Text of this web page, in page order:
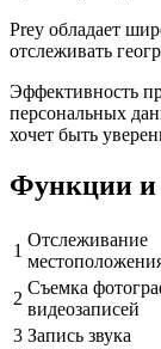
Prey обладает
отслеживать
Эффективность
персональных
хочет быть
Функции и
1
Отслеживание
2
Съемка
видеозаписей
3 Запись звука